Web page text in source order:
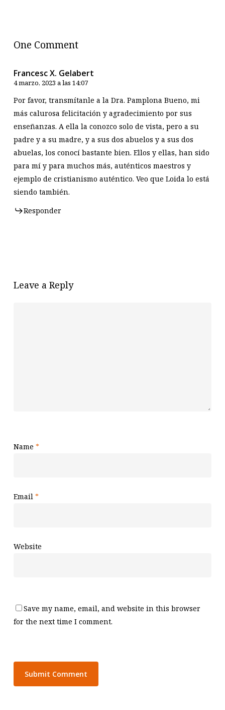
One Comment
Francesc X. Gelabert
4 marzo, 2023 a las 14:07
Por favor, transmítanle a la Dra. Pamplona Bueno, mi
más calurosa felicitación y agradecimiento por sus
enseñanzas. A ella la conozco solo de vista, pero a su
padre y a su madre, y a sus dos abuelos y a sus dos
abuelas, los conocí bastante bien. Ellos y ellas, han sido
para mí y para muchos más, auténticos maestros y
ejemplo de cristianismo auténtico. Veo que Loida lo está
siendo también.
Responder
Leave a Reply
Name *
Email *
Website
Save my name, email, and website in this browser
for the next time I comment.